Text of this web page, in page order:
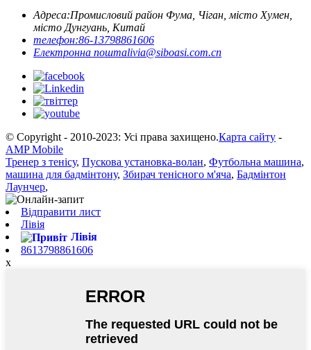
Адреса:Промисловий район Фума, Чіган, місто Хумен,
місто Дунгуань, Китай
телефон:86-13798861606
Електронна поштаlivia@siboasi.com.cn
© Copyright - 2010-2023: Усі права захищено.Карта сайту -
AMP Mobile
Тренер з тенісу, Пускова установка-волан, Футбольна машина,
машина для бадмінтону, Збирач тенісного м'яча, Бадмінтон
Лаунчер,
Відправити лист
Лівія
Лівія
8613798861606
x